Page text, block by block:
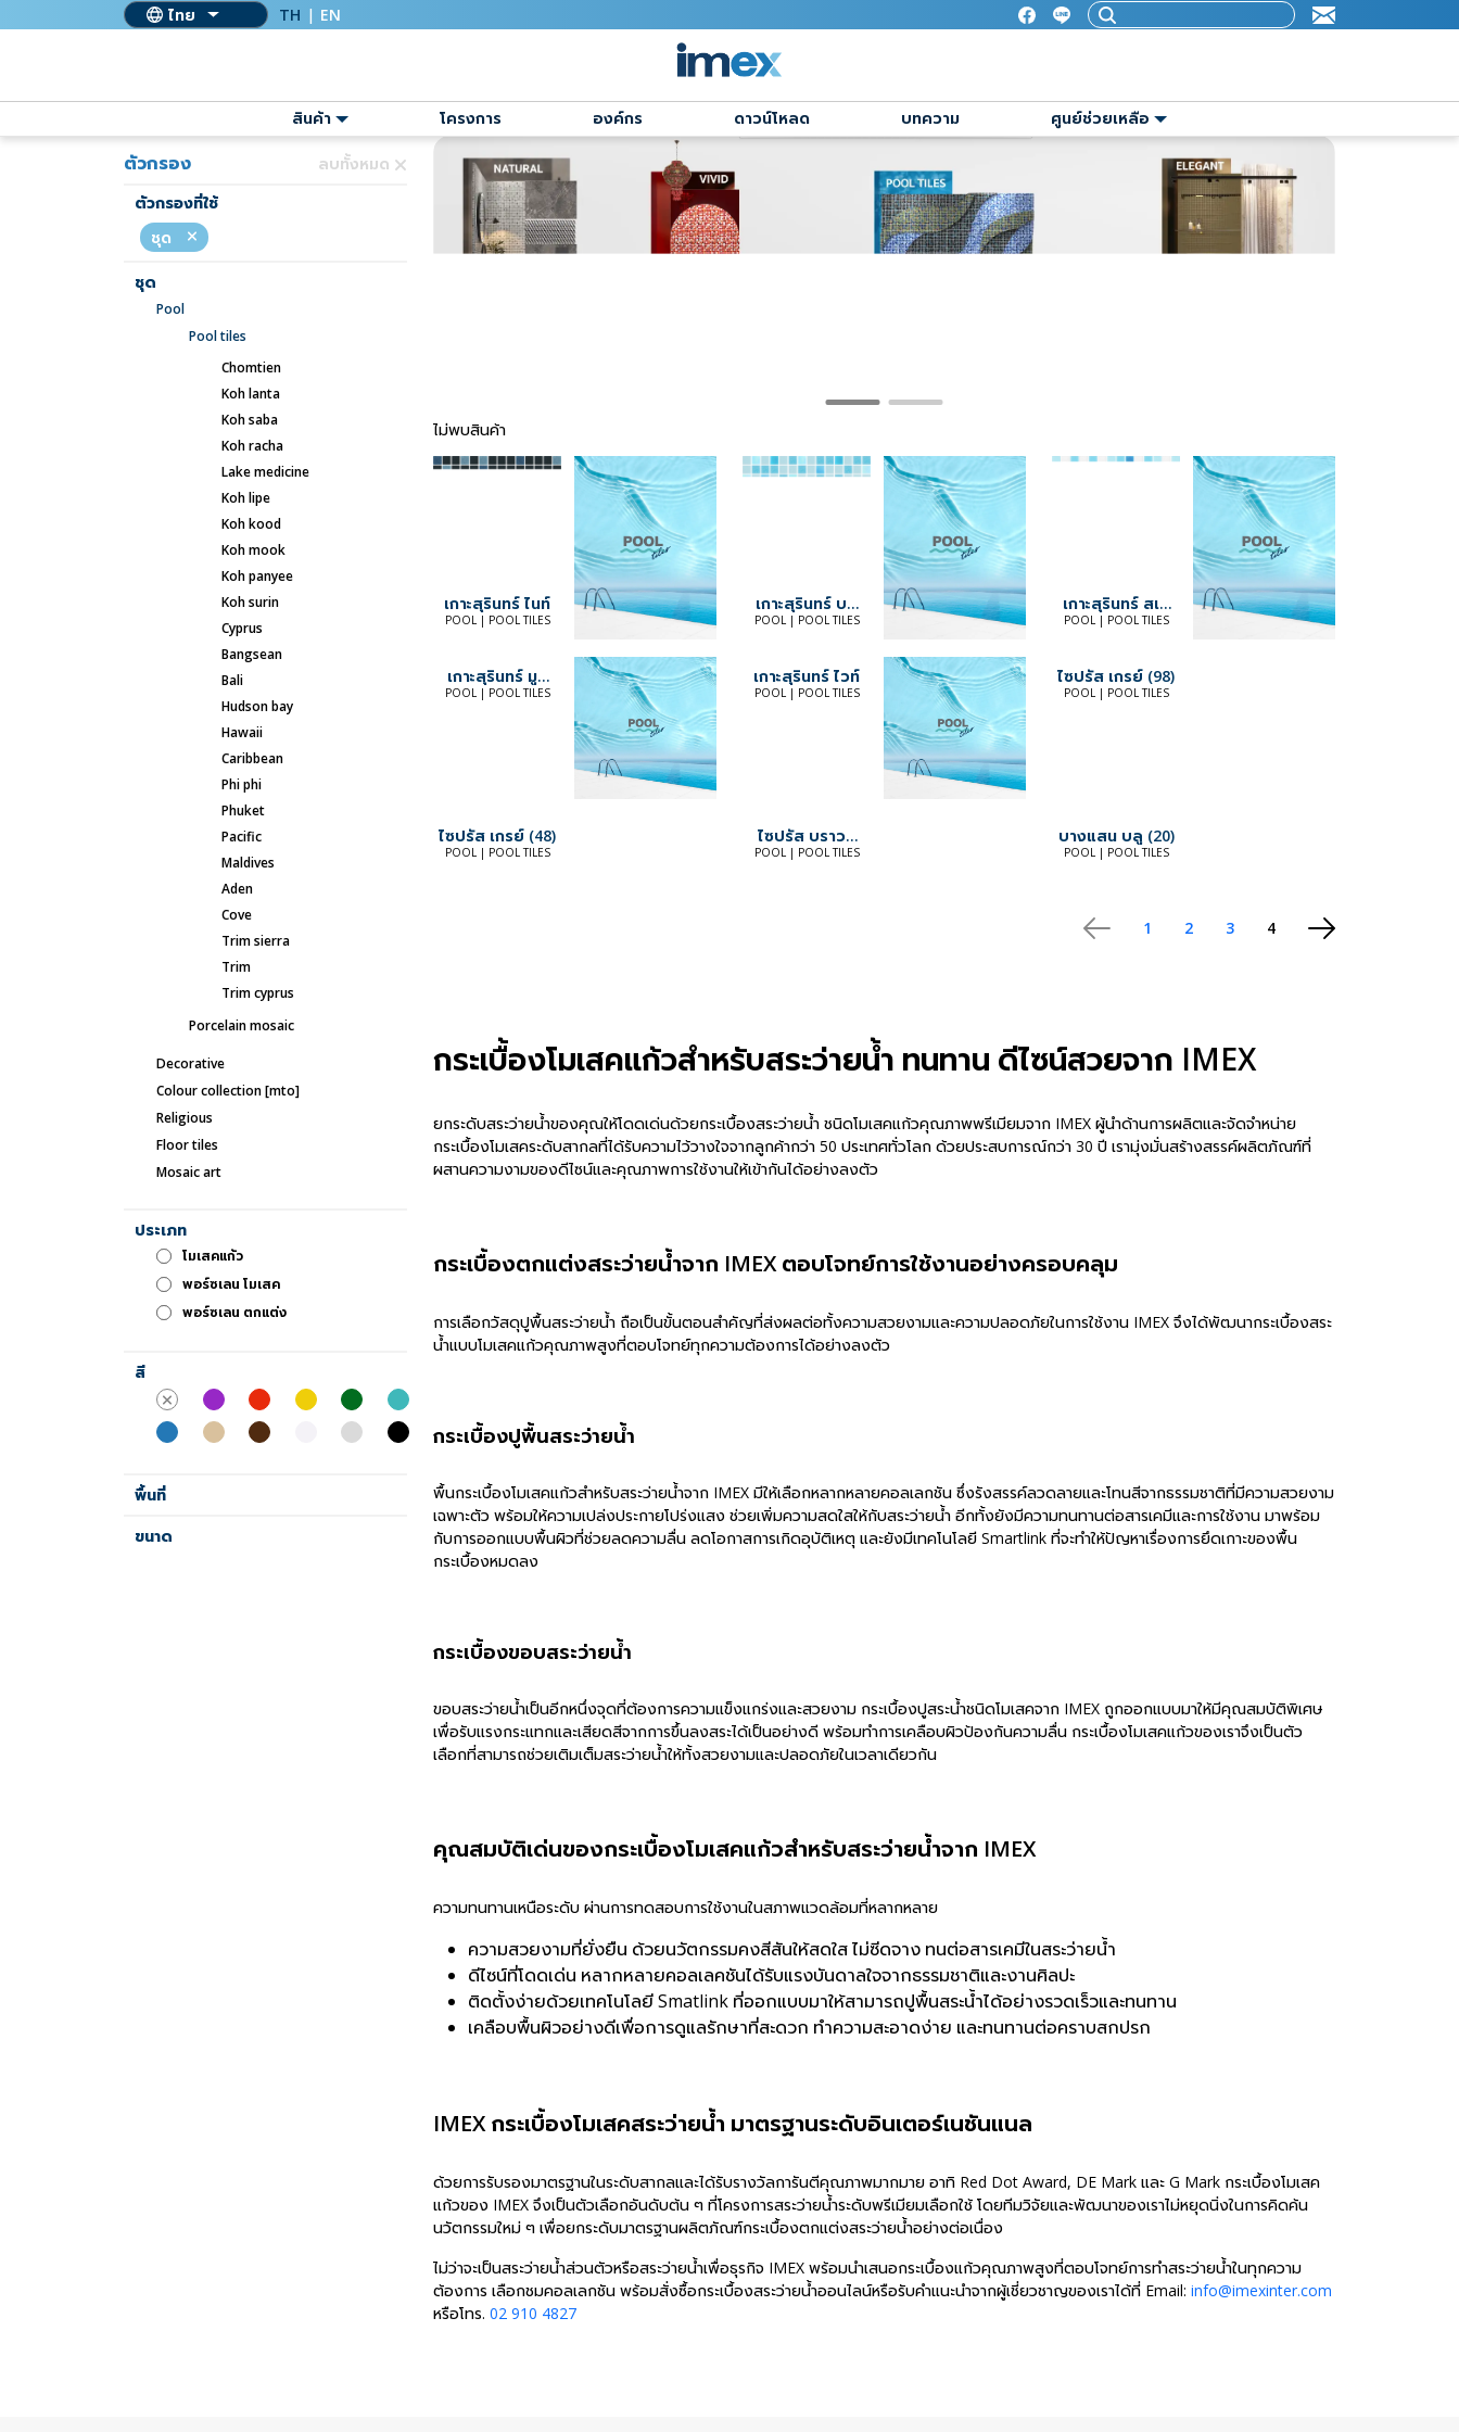
ไทย TH | EN
สินค้า โครงการ องค์กร ดาวน์โหลด บทความ ศูนย์ช่วยเหลือ
ตัวกรอง
ลบทั้งหมด
ตัวกรองที่ใช้
ชุด
ชุด
pool
pool tiles
chomtien
koh lanta
koh saba
koh racha
lake medicine
koh lipe
koh kood
koh mook
koh panyee
koh surin
cyprus
bangsean
bali
hudson bay
hawaii
caribbean
phi phi
phuket
pacific
maldives
aden
cove
trim sierra
trim
trim cyprus
porcelain mosaic
decorative
colour collection [mto]
religious
floor tiles
mosaic art
ประเภท
โมเสคแก้ว
พอร์ซเลน โมเสค
พอร์ซเลน ตกแต่ง
สี
พื้นที่
ขนาด
ไม่พบสินค้า
เกาะสุรินทร์ ไนท์
POOL | POOL TILES
เกาะสุรินทร์ บลู
เบลล์
POOL | POOL TILES
เกาะสุรินทร์ สเต
ลล์ บลู
POOL | POOL TILES
เกาะสุรินทร์ มูน
บลู
POOL | POOL TILES
เกาะสุรินทร์ ไวท์
POOL | POOL TILES
ไซปรัส เกรย์ (98)
POOL | POOL TILES
ไซปรัส เกรย์ (48)
POOL | POOL TILES
ไซปรัส บราวน์
(48)
POOL | POOL TILES
บางแสน บลู (20)
POOL | POOL TILES
1 2 3 4
กระเบื้องโมเสคแก้วสำหรับสระว่ายน้ำ ทนทาน ดีไซน์สวยจาก IMEX
ยกระดับสระว่ายน้ำของคุณให้โดดเด่นด้วยกระเบื้องสระว่ายน้ำ ชนิดโมเสคแก้วคุณภาพพรีเมียมจาก IMEX ผู้นำด้านการผลิตและจัดจำหน่าย
กระเบื้องโมเสคระดับสากลที่ได้รับความไว้วางใจจากลูกค้ากว่า 50 ประเทศทั่วโลก ด้วยประสบการณ์กว่า 30 ปี เรามุ่งมั่นสร้างสรรค์ผลิตภัณฑ์ที่
ผสานความงามของดีไซน์และคุณภาพการใช้งานให้เข้ากันได้อย่างลงตัว
กระเบื้องตกแต่งสระว่ายน้ำจาก IMEX ตอบโจทย์การใช้งานอย่างครอบคลุม
การเลือกวัสดุปูพื้นสระว่ายน้ำ ถือเป็นขั้นตอนสำคัญที่ส่งผลต่อทั้งความสวยงามและความปลอดภัยในการใช้งาน IMEX จึงได้พัฒนากระเบื้องสระ
น้ำแบบโมเสคแก้วคุณภาพสูงที่ตอบโจทย์ทุกความต้องการได้อย่างลงตัว
กระเบื้องปูพื้นสระว่ายน้ำ
พื้นกระเบื้องโมเสคแก้วสำหรับสระว่ายน้ำจาก IMEX มีให้เลือกหลากหลายคอลเลกชัน ซึ่งรังสรรค์ลวดลายและโทนสีจากธรรมชาติที่มีความสวยงาม
เฉพาะตัว พร้อมให้ความเปล่งประกายโปร่งแสง ช่วยเพิ่มความสดใสให้กับสระว่ายน้ำ อีกทั้งยังมีความทนทานต่อสารเคมีและการใช้งาน มาพร้อม
กับการออกแบบพื้นผิวที่ช่วยลดความลื่น ลดโอกาสการเกิดอุบัติเหตุ และยังมีเทคโนโลยี Smartlink ที่จะทำให้ปัญหาเรื่องการยึดเกาะของพื้น
กระเบื้องหมดลง
กระเบื้องขอบสระว่ายน้ำ
ขอบสระว่ายน้ำเป็นอีกหนึ่งจุดที่ต้องการความแข็งแกร่งและสวยงาม กระเบื้องปูสระน้ำชนิดโมเสคจาก IMEX ถูกออกแบบมาให้มีคุณสมบัติพิเศษ
เพื่อรับแรงกระแทกและเสียดสีจากการขึ้นลงสระได้เป็นอย่างดี พร้อมทำการเคลือบผิวป้องกันความลื่น กระเบื้องโมเสคแก้วของเราจึงเป็นตัว
เลือกที่สามารถช่วยเติมเต็มสระว่ายน้ำให้ทั้งสวยงามและปลอดภัยในเวลาเดียวกัน
คุณสมบัติเด่นของกระเบื้องโมเสคแก้วสำหรับสระว่ายน้ำจาก IMEX
ความทนทานเหนือระดับ ผ่านการทดสอบการใช้งานในสภาพแวดล้อมที่หลากหลาย
ความสวยงามที่ยั่งยืน ด้วยนวัตกรรมคงสีสันให้สดใส ไม่ซีดจาง ทนต่อสารเคมีในสระว่ายน้ำ
ดีไซน์ที่โดดเด่น หลากหลายคอลเลคชันได้รับแรงบันดาลใจจากธรรมชาติและงานศิลปะ
ติดตั้งง่ายด้วยเทคโนโลยี Smatlink ที่ออกแบบมาให้สามารถปูพื้นสระน้ำได้อย่างรวดเร็วและทนทาน
เคลือบพื้นผิวอย่างดีเพื่อการดูแลรักษาที่สะดวก ทำความสะอาดง่าย และทนทานต่อคราบสกปรก
IMEX กระเบื้องโมเสคสระว่ายน้ำ มาตรฐานระดับอินเตอร์เนชันแนล
ด้วยการรับรองมาตรฐานในระดับสากลและได้รับรางวัลการันตีคุณภาพมากมาย อาทิ Red Dot Award, DE Mark และ G Mark กระเบื้องโมเสค
แก้วของ IMEX จึงเป็นตัวเลือกอันดับต้น ๆ ที่โครงการสระว่ายน้ำระดับพรีเมียมเลือกใช้ โดยทีมวิจัยและพัฒนาของเราไม่หยุดนิ่งในการคิดค้น
นวัตกรรมใหม่ ๆ เพื่อยกระดับมาตรฐานผลิตภัณฑ์กระเบื้องตกแต่งสระว่ายน้ำอย่างต่อเนื่อง
ไม่ว่าจะเป็นสระว่ายน้ำส่วนตัวหรือสระว่ายน้ำเพื่อธุรกิจ IMEX พร้อมนำเสนอกระเบื้องแก้วคุณภาพสูงที่ตอบโจทย์การทำสระว่ายน้ำในทุกความ
ต้องการ เลือกชมคอลเลกชัน พร้อมสั่งซื้อกระเบื้องสระว่ายน้ำออนไลน์หรือรับคำแนะนำจากผู้เชี่ยวชาญของเราได้ที่ Email: info@imexinter.com
หรือโทร. 02 910 4827